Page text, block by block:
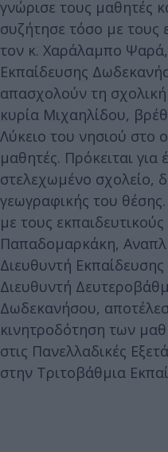
γνώρισε τους μαθητές
συζήτησε τόσο με τους
τον κ. Χαράλαμπο
Εκπαίδευσης
απασχολούν τη
κυρία Μιχαηλίδου,
Λύκειο του νησιού στο
μαθητές. Πρόκειται
στελεχωμένο σχολείο,
γεωγραφικής του
με τους
Παπαδομαρκάκη,
Διευθυντή Εκπαίδευσης
Διευθυντή
Δωδεκανήσου,
κινητροδότηση των
στις Πανελλαδικές
στην Τριτοβάθμια